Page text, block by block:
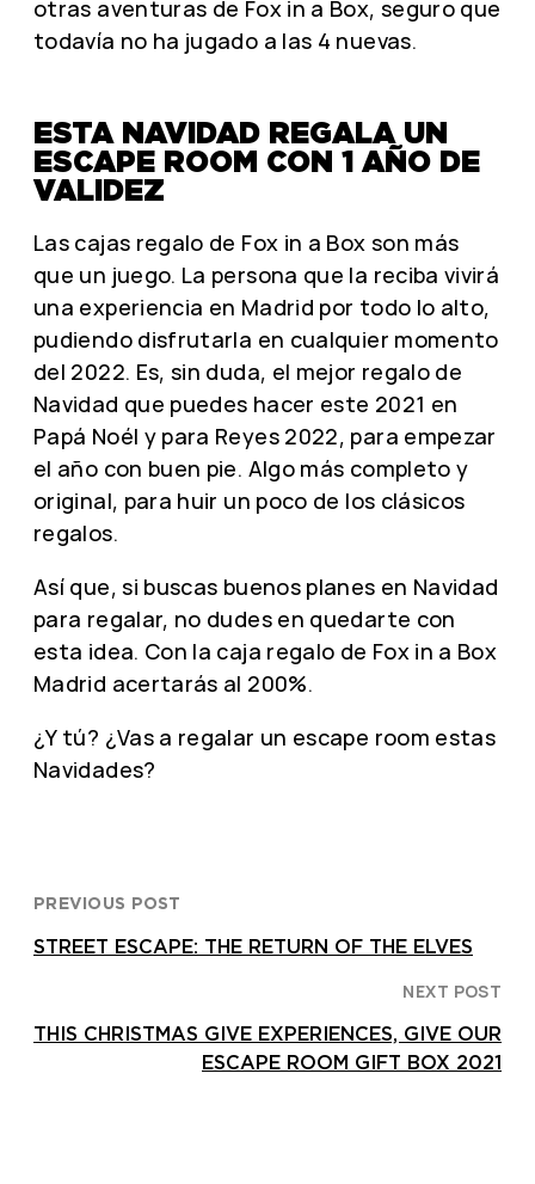
otras aventuras de Fox in a Box, seguro que
todavía no ha jugado a las 4 nuevas.
ESTA NAVIDAD REGALA UN
ESCAPE ROOM CON 1 AÑO DE
VALIDEZ
Las cajas regalo de Fox in a Box son más
que un juego. La persona que la reciba vivirá
una experiencia en Madrid por todo lo alto,
pudiendo disfrutarla en cualquier momento
del 2022. Es, sin duda, el mejor regalo de
Navidad que puedes hacer este 2021 en
Papá Noél y para Reyes 2022, para empezar
el año con buen pie. Algo más completo y
original, para huir un poco de los clásicos
regalos.
Así que, si buscas buenos planes en Navidad
para regalar, no dudes en quedarte con
esta idea. Con la caja regalo de Fox in a Box
Madrid acertarás al 200%.
¿Y tú? ¿Vas a regalar un escape room estas
Navidades?
PREVIOUS POST
STREET ESCAPE: THE RETURN OF THE ELVES
NEXT POST
THIS CHRISTMAS GIVE EXPERIENCES, GIVE OUR
ESCAPE ROOM GIFT BOX 2021